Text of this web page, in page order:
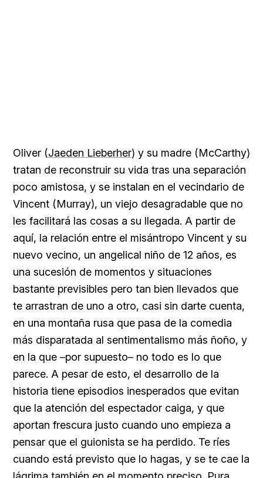
Oliver (Jaeden Lieberher) y su madre (McCarthy)
tratan de reconstruir su vida tras una separación
poco amistosa, y se instalan en el vecindario de
Vincent (Murray), un viejo desagradable que no
les facilitará las cosas a su llegada. A partir de
aquí, la relación entre el misántropo Vincent y su
nuevo vecino, un angelical niño de 12 años, es
una sucesión de momentos y situaciones
bastante previsibles pero tan bien llevados que
te arrastran de uno a otro, casi sin darte cuenta,
en una montaña rusa que pasa de la comedia
más disparatada al sentimentalismo más ñoño, y
en la que –por supuesto– no todo es lo que
parece. A pesar de esto, el desarrollo de la
historia tiene episodios inesperados que evitan
que la atención del espectador caiga, y que
aportan frescura justo cuando uno empieza a
pensar que el guionista se ha perdido. Te ríes
cuando está previsto que lo hagas, y se te cae la